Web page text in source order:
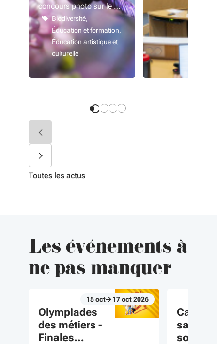
concours photo sur le …
Biodiversité
Éducation et formation
Éducation artistique et
culturelle
Toutes les actus
Les événements à
ne pas manquer
Olympiades
des métiers -
Finales
Du 15 oct au 17 oct 2026
15oct 17oct2026